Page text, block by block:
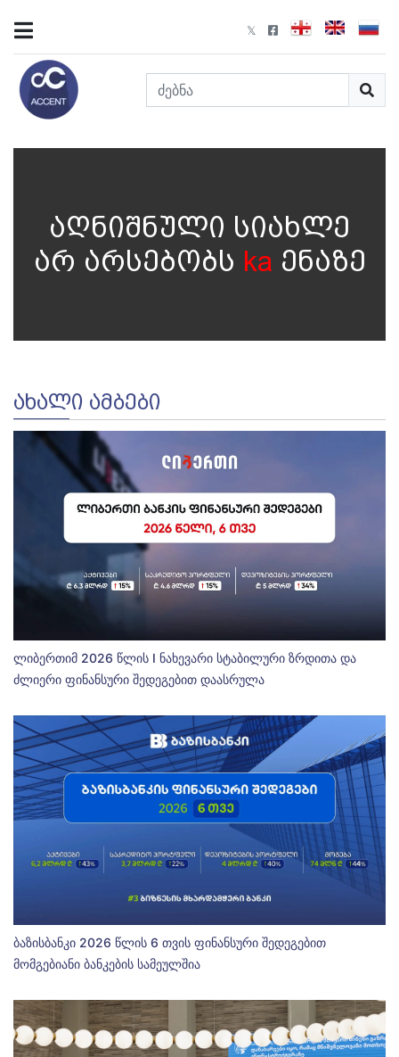
აღნიშნული სიახლე
არ არსებობს ka ენაზე
ᲐᲮᲐᲚᲘ ᲐᲛᲑᲔᲑᲘ
ლიბერთიმ 2026 წლის I ნახევარი სტაბილური ზრდითა და
ძლიერი ფინანსური შედეგებით დაასრულა
ბაზისბანკი 2026 წლის 6 თვის ფინანსური შედეგებით
მომგებიანი ბანკების სამეულშია